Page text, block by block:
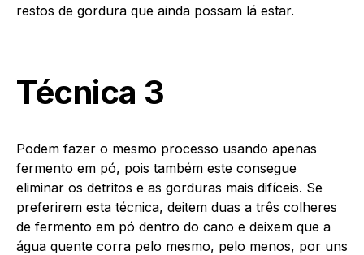
restos de gordura que ainda possam lá estar.
Técnica 3
Podem fazer o mesmo processo usando apenas
fermento em pó, pois também este consegue
eliminar os detritos e as gorduras mais difíceis. Se
preferirem esta técnica, deitem duas a três colheres
de fermento em pó dentro do cano e deixem que a
água quente corra pelo mesmo, pelo menos, por uns